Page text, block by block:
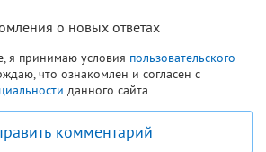
о новых ответах
я принимаю условия пользовательского
что ознакомлен и согласен с
данного сайта.
комментарий